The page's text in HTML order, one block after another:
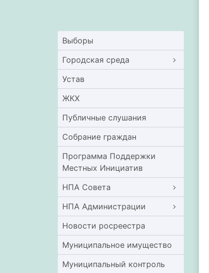
Выборы
Городская среда
Устав
ЖКХ
Публичные слушания
Собрание граждан
Программа Поддержки
Местных Инициатив
НПА Совета
НПА Администрации
Новости росреестра
Муниципальное имущество
Муниципальный контроль